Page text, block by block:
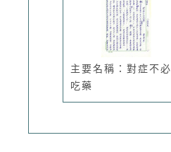
主要名稱：對症不必
吃藥